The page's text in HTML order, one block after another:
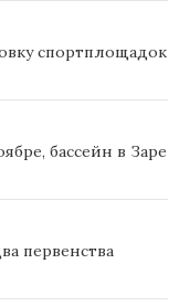
спортплощадок
бассейн в Заре
первенства